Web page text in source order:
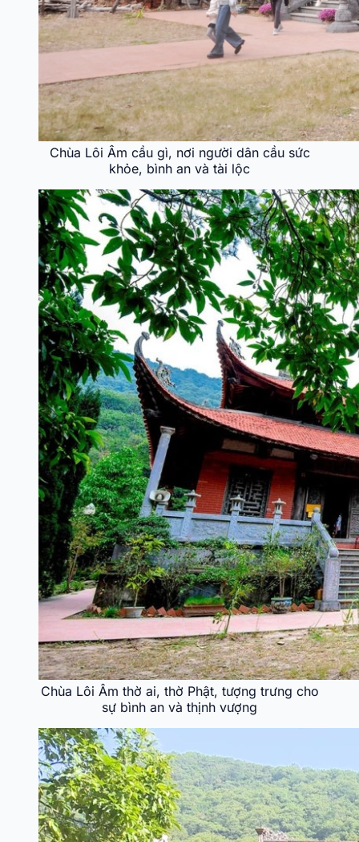
Chùa Lôi Âm cầu gì, nơi người dân cầu sức
khỏe, bình an và tài lộc
Chùa Lôi Âm thờ ai, thờ Phật, tượng trưng cho
sự bình an và thịnh vượng